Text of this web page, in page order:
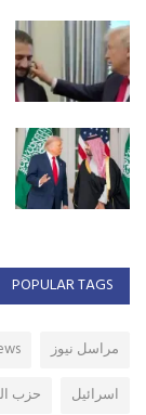
POPULAR TAGS
مراسل نيوز
اسرائيل
حزب